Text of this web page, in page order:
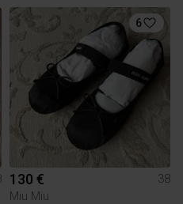
6
130 €
38
Miu Miu